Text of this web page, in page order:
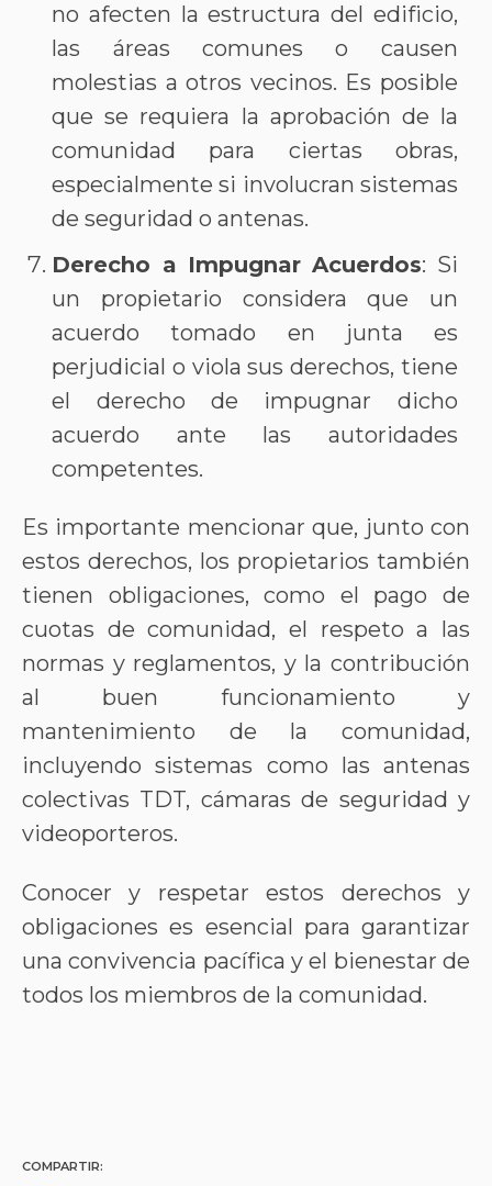
no afecten la estructura del edificio,
las áreas comunes o causen
molestias a otros vecinos. Es posible
que se requiera la aprobación de la
comunidad para ciertas obras,
especialmente si involucran sistemas
de seguridad o antenas.
Derecho a Impugnar Acuerdos: Si
un propietario considera que un
acuerdo tomado en junta es
perjudicial o viola sus derechos, tiene
el derecho de impugnar dicho
acuerdo ante las autoridades
competentes.
Es importante mencionar que, junto con
estos derechos, los propietarios también
tienen obligaciones, como el pago de
cuotas de comunidad, el respeto a las
normas y reglamentos, y la contribución
al buen funcionamiento y
mantenimiento de la comunidad,
incluyendo sistemas como las antenas
colectivas TDT, cámaras de seguridad y
videoporteros.
Conocer y respetar estos derechos y
obligaciones es esencial para garantizar
una convivencia pacífica y el bienestar de
todos los miembros de la comunidad.
COMPARTIR: